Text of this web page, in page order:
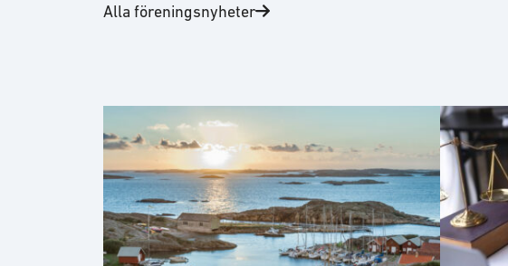
Alla föreningsnyheter